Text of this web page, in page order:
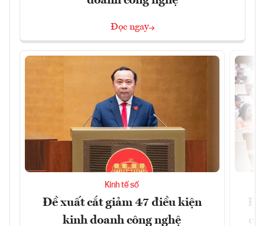
Đọc ngay
Kinh tế số
Đề xuất cắt giảm 47 điều kiện
kinh doanh công nghệ
Đề